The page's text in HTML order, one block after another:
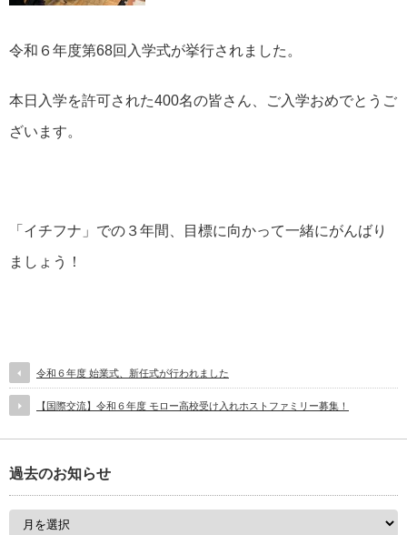
令和６年度第68回入学式が挙行されました。
本日入学を許可された400名の皆さん、ご入学おめでとうご
ざいます。
「イチフナ」での３年間、目標に向かって一緒にがんばり
ましょう！
令和６年度 始業式、新任式が行われました
【国際交流】令和６年度 モロー高校受け入れホストファミリー募集！
過去のお知らせ